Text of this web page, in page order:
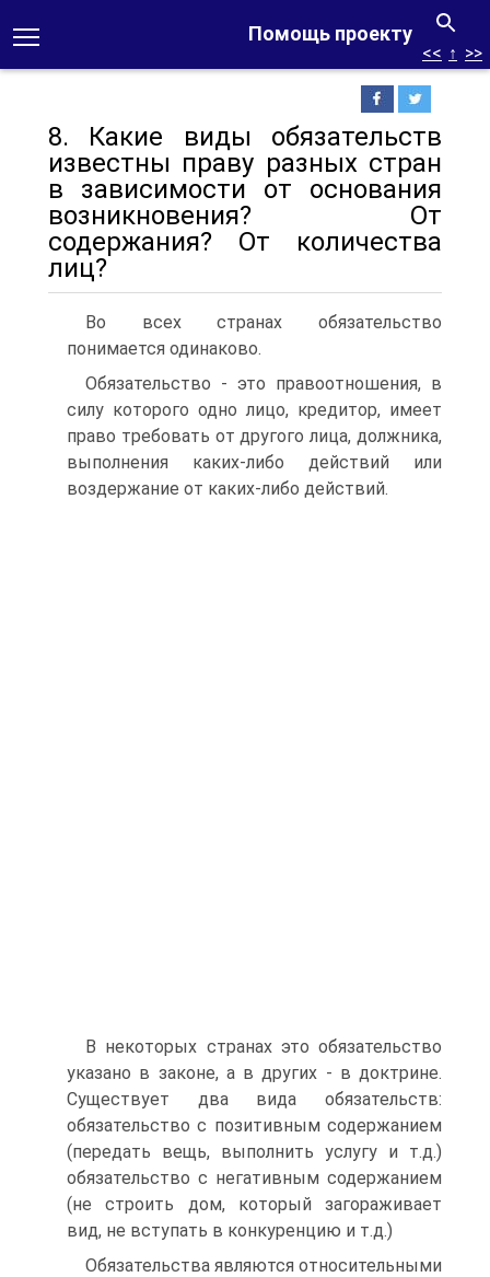
Помощь проекту
<< ↑ >>
8. Какие виды обязательств
известны праву разных стран
в зависимости от основания
возникновения? От
содержания? От количества
лиц?
Во всех странах обязательство
понимается одинаково.
Обязательство - это правоотношения, в
силу которого одно лицо, кредитор, имеет
право требовать от другого лица, должника,
выполнения каких-либо действий или
воздержание от каких-либо действий.
В некоторых странах это обязательство
указано в законе, а в других - в доктрине.
Существует два вида обязательств:
обязательство с позитивным содержанием
(передать вещь, выполнить услугу и т.д.)
обязательство с негативным содержанием
(не строить дом, который загораживает
вид, не вступать в конкуренцию и т.д.)
Обязательства являются относительными